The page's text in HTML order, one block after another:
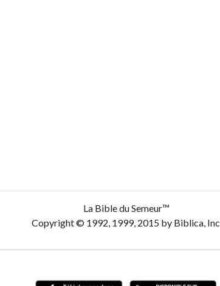
La Bible du Semeur™
Copyright © 1992, 1999, 2015 by Biblica, Inc.